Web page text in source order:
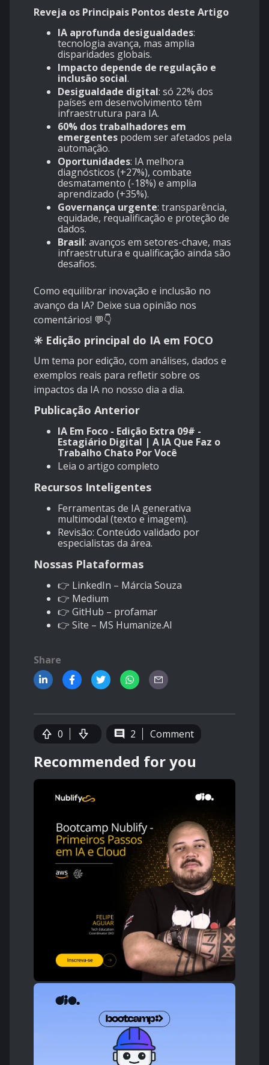
Reveja os Principais Pontos deste Artigo
IA aprofunda desigualdades:
tecnologia avança, mas amplia
disparidades globais.
Impacto depende de regulação e
inclusão social.
Desigualdade digital: só 22% dos
países em desenvolvimento têm
infraestrutura para IA.
60% dos trabalhadores em
emergentes podem ser afetados pela
automação.
Oportunidades: IA melhora
diagnósticos (+27%), combate
desmatamento (-18%) e amplia
aprendizado (+35%).
Governança urgente: transparência,
equidade, requalificação e proteção de
dados.
Brasil: avanços em setores-chave, mas
infraestrutura e qualificação ainda são
desafios.
Como equilibrar inovação e inclusão no
avanço da IA? Deixe sua opinião nos
comentários! 💬👇
✳️ Edição principal do IA em FOCO
Um tema por edição, com análises, dados e
exemplos reais para refletir sobre os
impactos da IA no nosso dia a dia.
Publicação Anterior
IA Em Foco - Edição Extra 09# -
Estagiário Digital | A IA Que Faz o
Trabalho Chato Por Você
Leia o artigo completo
Recursos Inteligentes
Ferramentas de IA generativa
multimodal (texto e imagem).
Revisão: Conteúdo validado por
especialistas da área.
Nossas Plataformas
👉 LinkedIn – Márcia Souza
👉 Medium
👉 GitHub – profamar
👉 Site – MS Humanize.AI
Share
0 2 Comment
Recommended for you